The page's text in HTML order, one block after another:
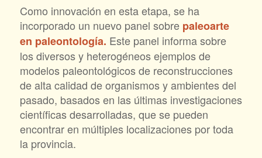
Como innovación en esta etapa, se ha
incorporado un nuevo panel sobre paleoarte
en paleontología. Este panel informa sobre
los diversos y heterogéneos ejemplos de
modelos paleontológicos de reconstrucciones
de alta calidad de organismos y ambientes del
pasado, basados en las últimas investigaciones
científicas desarrolladas, que se pueden
encontrar en múltiples localizaciones por toda
la provincia.